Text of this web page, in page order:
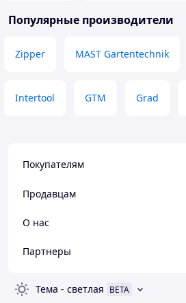
Популярные производители
Zipper MAST Gartentechnik
Intertool GTM Grad
Покупателям
Продавцам
О нас
Партнеры
Тема - светлая BETA